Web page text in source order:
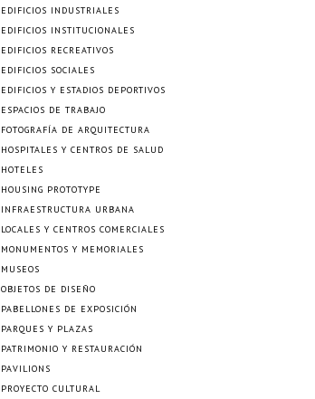
EDIFICIOS INDUSTRIALES
EDIFICIOS INSTITUCIONALES
EDIFICIOS RECREATIVOS
EDIFICIOS SOCIALES
EDIFICIOS Y ESTADIOS DEPORTIVOS
ESPACIOS DE TRABAJO
FOTOGRAFÍA DE ARQUITECTURA
HOSPITALES Y CENTROS DE SALUD
HOTELES
HOUSING PROTOTYPE
INFRAESTRUCTURA URBANA
LOCALES Y CENTROS COMERCIALES
MONUMENTOS Y MEMORIALES
MUSEOS
OBJETOS DE DISEÑO
PABELLONES DE EXPOSICIÓN
PARQUES Y PLAZAS
PATRIMONIO Y RESTAURACIÓN
PAVILIONS
PROYECTO CULTURAL